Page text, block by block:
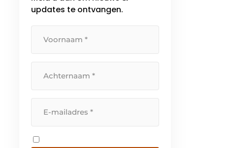
updates te ontvangen.